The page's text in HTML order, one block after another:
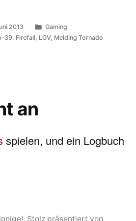
2013
Veröffentlicht
unter
Gaming
39 Firefall LGV, Melding Tornado
an
spielen, und ein Logbuch
, Stolz präsentiert von